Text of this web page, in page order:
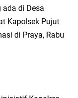
di Desa
Kapolsek Pujut
di Praya, Rabu